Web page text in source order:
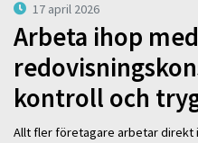
17 april 2026
Arbeta ihop med
kontroll och
Allt fler företagare arbetar direkt